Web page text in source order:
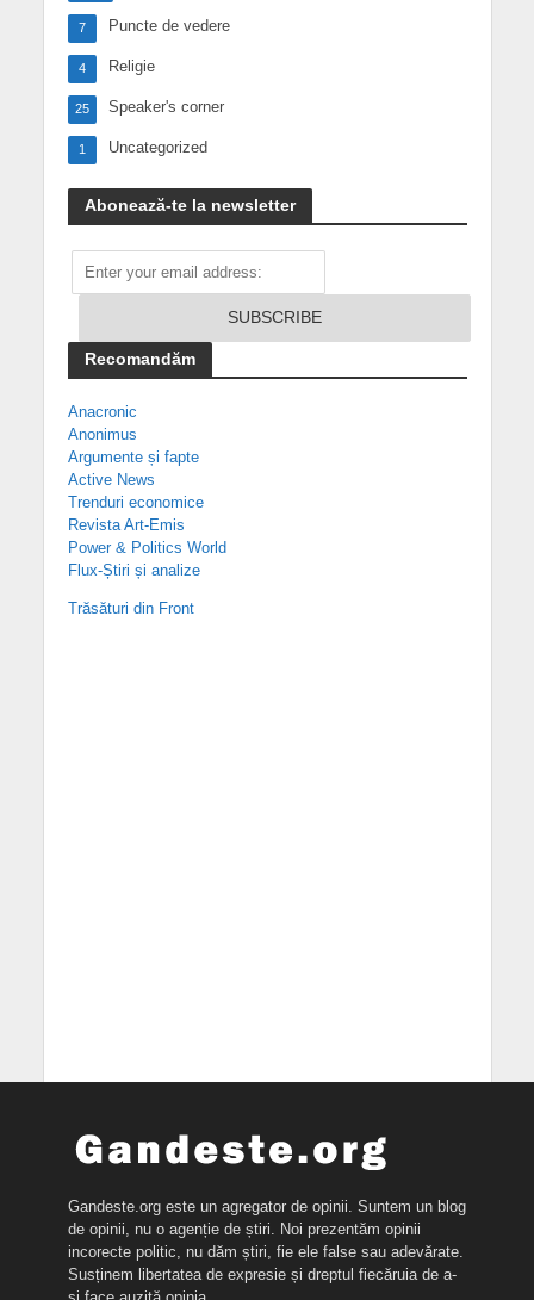
Puncte de vedere
7
Religie
4
Speaker's corner
25
Uncategorized
1
Abonează-te la newsletter
Recomandăm
Anacronic
Anonimus
Argumente și fapte
Active News
Trenduri economice
Revista Art-Emis
Power & Politics World
Flux-Știri și analize
Trăsături din Front
Gandeste.org este un agregator de opinii. Suntem un blog
de opinii, nu o agenție de știri. Noi prezentăm opinii
incorecte politic, nu dăm știri, fie ele false sau adevărate.
Susținem libertatea de expresie și dreptul fiecăruia de a-